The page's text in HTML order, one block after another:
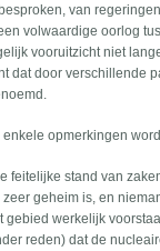
van
volwaardige oorlog
vooruitzicht niet
dat door verschillende
opmerkingen
feitelijke stand van
geheim is, en
gebied werkelijk
reden) dat de